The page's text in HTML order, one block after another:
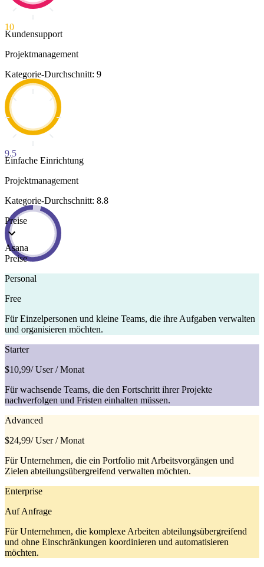
10
Kundensupport
Projektmanagement
Kategorie-Durchschnitt: 9
9.5
Einfache Einrichtung
Projektmanagement
Kategorie-Durchschnitt: 8.8
Preise
Asana
Preise
Personal
Free
Für Einzelpersonen und kleine Teams, die ihre Aufgaben verwalten
und organisieren möchten.
Starter
$10,99/ User / Monat
Für wachsende Teams, die den Fortschritt ihrer Projekte
nachverfolgen und Fristen einhalten müssen.
Advanced
$24,99/ User / Monat
Für Unternehmen, die ein Portfolio mit Arbeitsvorgängen und
Zielen abteilungsübergreifend verwalten möchten.
Enterprise
Auf Anfrage
Für Unternehmen, die komplexe Arbeiten abteilungsübergreifend
und ohne Einschränkungen koordinieren und automatisieren
möchten.